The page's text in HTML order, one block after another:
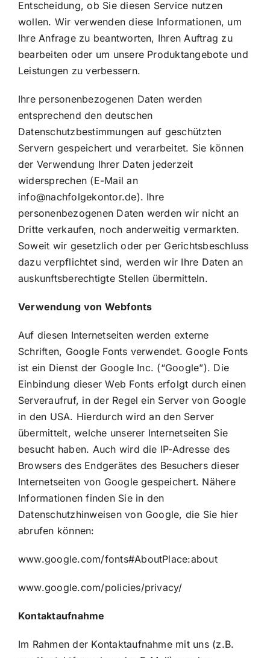
Entscheidung, ob Sie diesen Service nutzen
wollen. Wir verwenden diese Informationen, um
Ihre Anfrage zu beantworten, Ihren Auftrag zu
bearbeiten oder um unsere Produktangebote und
Leistungen zu verbessern.
Ihre personenbezogenen Daten werden
entsprechend den deutschen
Datenschutzbestimmungen auf geschützten
Servern gespeichert und verarbeitet. Sie können
der Verwendung Ihrer Daten jederzeit
widersprechen (E-Mail an
info@nachfolgekontor.de). Ihre
personenbezogenen Daten werden wir nicht an
Dritte verkaufen, noch anderweitig vermarkten.
Soweit wir gesetzlich oder per Gerichtsbeschluss
dazu verpflichtet sind, werden wir Ihre Daten an
auskunftsberechtigte Stellen übermitteln.
Verwendung von Webfonts
Auf diesen Internetseiten werden externe
Schriften, Google Fonts verwendet. Google Fonts
ist ein Dienst der Google Inc. (“Google”). Die
Einbindung dieser Web Fonts erfolgt durch einen
Serveraufruf, in der Regel ein Server von Google
in den USA. Hierdurch wird an den Server
übermittelt, welche unserer Internetseiten Sie
besucht haben. Auch wird die IP-Adresse des
Browsers des Endgerätes des Besuchers dieser
Internetseiten von Google gespeichert. Nähere
Informationen finden Sie in den
Datenschutzhinweisen von Google, die Sie hier
abrufen können:
www.google.com/fonts#AboutPlace:about
www.google.com/policies/privacy/
Kontaktaufnahme
Im Rahmen der Kontaktaufnahme mit uns (z.B.